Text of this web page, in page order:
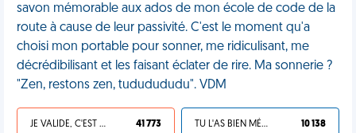
savon mémorable aux ados de mon école de code de la
route à cause de leur passivité. C'est le moment qu'a
choisi mon portable pour sonner, me ridiculisant, me
décrédibilisant et les faisant éclater de rire. Ma sonnerie ?
"Zen, restons zen, tududududu". VDM
JE VALIDE, C'EST UNE VDM 41 773 TU L'AS BIEN MÉRITÉ 10 138